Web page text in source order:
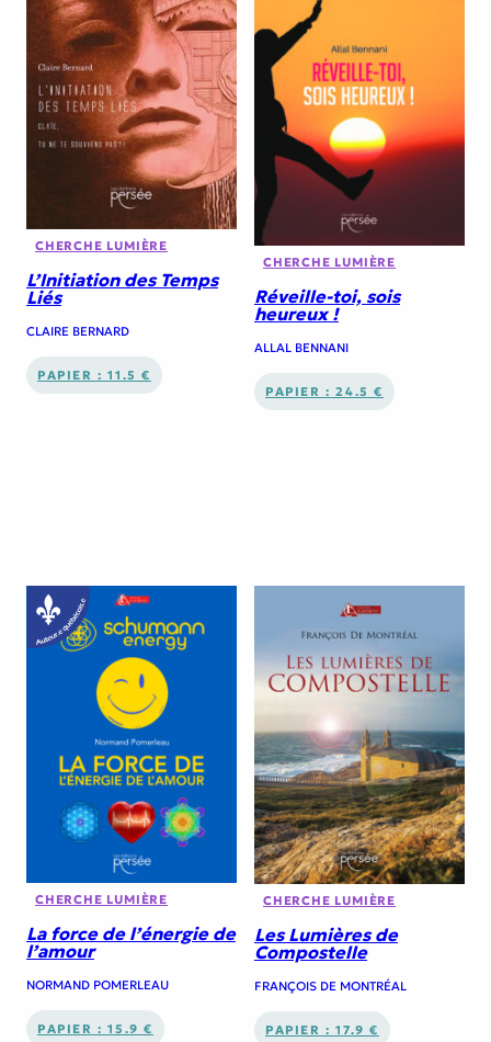
CHERCHE LUMIÈRE
L’Initiation des Temps
Liés
CLAIRE BERNARD
PAPIER : 11.5 €
CHERCHE LUMIÈRE
Réveille-toi, sois
heureux !
ALLAL BENNANI
PAPIER : 24.5 €
CHERCHE LUMIÈRE
La force de l’énergie de
l’amour
NORMAND POMERLEAU
PAPIER : 15.9 €
CHERCHE LUMIÈRE
Les Lumières de
Compostelle
FRANÇOIS DE MONTRÉAL
PAPIER : 17.9 €